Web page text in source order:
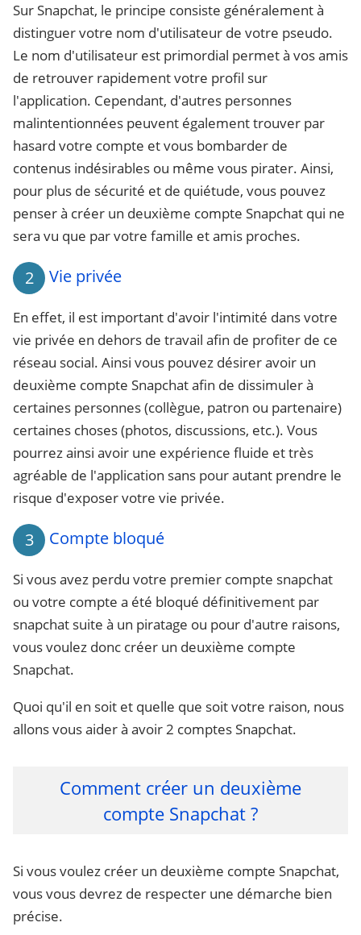
Sur Snapchat, le principe consiste généralement à
distinguer votre nom d'utilisateur de votre pseudo.
Le nom d'utilisateur est primordial permet à vos amis
de retrouver rapidement votre profil sur
l'application. Cependant, d'autres personnes
malintentionnées peuvent également trouver par
hasard votre compte et vous bombarder de
contenus indésirables ou même vous pirater. Ainsi,
pour plus de sécurité et de quiétude, vous pouvez
penser à créer un deuxième compte Snapchat qui ne
sera vu que par votre famille et amis proches.
2 Vie privée
En effet, il est important d'avoir l'intimité dans votre
vie privée en dehors de travail afin de profiter de ce
réseau social. Ainsi vous pouvez désirer avoir un
deuxième compte Snapchat afin de dissimuler à
certaines personnes (collègue, patron ou partenaire)
certaines choses (photos, discussions, etc.). Vous
pourrez ainsi avoir une expérience fluide et très
agréable de l'application sans pour autant prendre le
risque d'exposer votre vie privée.
3 Compte bloqué
Si vous avez perdu votre premier compte snapchat
ou votre compte a été bloqué définitivement par
snapchat suite à un piratage ou pour d'autre raisons,
vous voulez donc créer un deuxième compte
Snapchat.
Quoi qu'il en soit et quelle que soit votre raison, nous
allons vous aider à avoir 2 comptes Snapchat.
Comment créer un deuxième
compte Snapchat ?
Si vous voulez créer un deuxième compte Snapchat,
vous vous devrez de respecter une démarche bien
précise.